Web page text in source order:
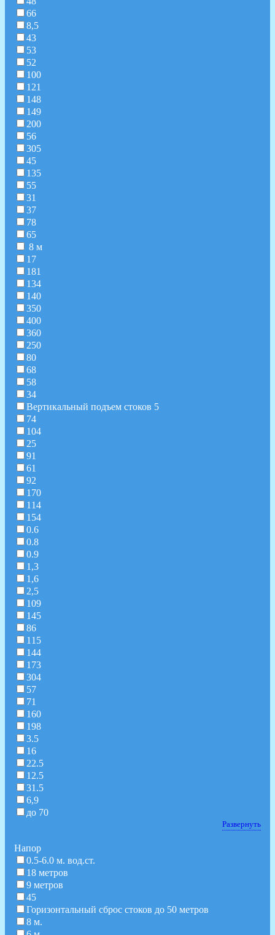
66
8,5
43
53
52
100
121
148
149
200
56
305
45
135
55
31
37
78
65
8 м
17
181
134
140
350
400
360
250
80
68
58
34
Вертикальный подъем стоков 5
74
104
25
91
61
92
170
114
154
0.6
0.8
0.9
1,3
1,6
2,5
109
145
86
115
144
173
304
57
71
160
198
3.5
16
22.5
12.5
31.5
6,9
до 70
Развернуть
Hапор
0.5-6.0 м. вод.ст.
18 метров
9 метров
45
Горизонтальный сброс стоков до 50 метров
8 м.